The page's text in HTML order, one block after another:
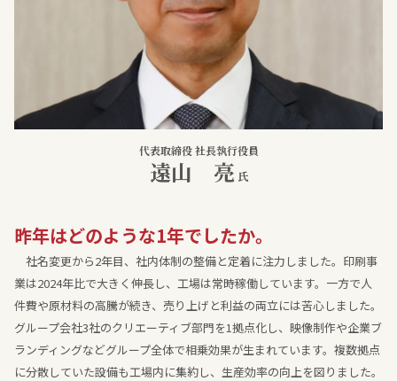
代表取締役 社長執行役員
遠山 亮 氏
昨年はどのような1年でしたか。
社名変更から2年目、社内体制の整備と定着に注力しました。印刷事
業は2024年比で大きく伸長し、工場は常時稼働しています。一方で人
件費や原材料の高騰が続き、売り上げと利益の両立には苦心しました。
グループ会社3社のクリエーティブ部門を1拠点化し、映像制作や企業ブ
ランディングなどグループ全体で相乗効果が生まれています。複数拠点
に分散していた設備も工場内に集約し、生産効率の向上を図りました。